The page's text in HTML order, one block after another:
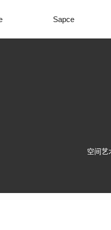
Sapce
空间艺